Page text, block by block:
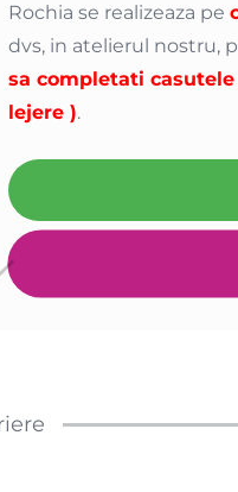
Rochia se realizeaza pe
dvs, in atelierul nostru,
sa completati casutele
lejere ).